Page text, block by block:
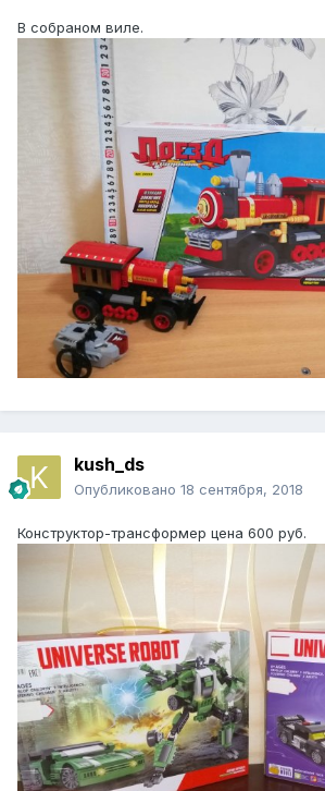
В собраном виле.
kush_ds
Опубликовано 18 сентября, 2018
Конструктор-трансформер цена 600 руб.